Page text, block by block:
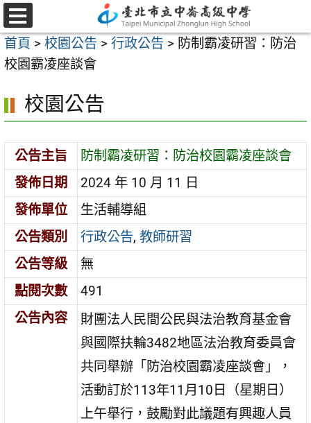
跳
至
主
要
容
選
單
首頁 > 校園公告 > 行政公告 > 防制霸凌研習：防治
校園霸凌座談會
校園公告
公告主旨
防制霸凌研習：防治校園霸凌座談會
發佈日期
2024 年 10 月 11 日
發佈單位
生活輔導組
公告類別
行政公告,教師研習
公告等級
無
點閱次數
491
公告內容
財團法人民間公民與法治教育基金會
與國際扶輪3482地區法治教育委員會
共同舉辦「防治校園霸凌座談會」，
活動訂於113年11月10日（星期日）
上午舉行，鼓勵對此議題有興趣人員